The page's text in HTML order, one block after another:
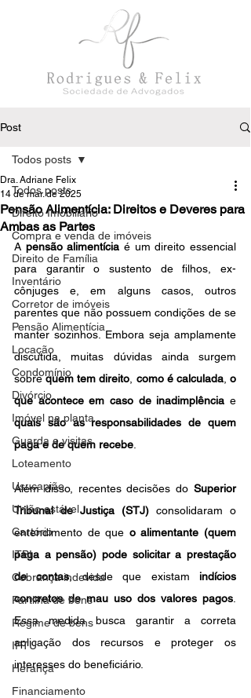
Post
Todos posts
Direito Imobiliário
Compra e venda de imóveis
Direito de Família
Inventário
Corretor de imóveis
Pensão Alimentícia
Locação
Condomínio
Divórcio
Imóvel na planta
Guarda e visitas
Loteamento
Usucapião
União estável
Cartório
ITBI
Cobrança indevida
Partilha de bens
Regime de bens
IPTU
Herança
Financiamento
Todos posts
Pensão Alimentícia: Direitos e Deveres para
Ambas as Partes
Dra. Adriane Felix
14 de mar. de 2025
A pensão alimentícia é um direito essencial
para garantir o sustento de filhos, ex-
cônjuges e, em alguns casos, outros
parentes que não possuem condições de se
manter sozinhos. Embora seja amplamente
discutida, muitas dúvidas ainda surgem
sobre quem tem direito como é calculada, o
que acontece em caso de inadimplência
quais são as responsabilidades de quem
paga e de quem recebe
Além disso, recentes decisões do Superior
Tribunal de Justiça (STJ) consolidaram o
entendimento de que o alimentante (quem
paga a pensão) pode solicitar a prestação
de contas, desde que existam indícios
concretos de mau uso dos valores pagos
Essa medida busca garantir a correta
aplicação dos recursos e proteger os
interesses do beneficiário.